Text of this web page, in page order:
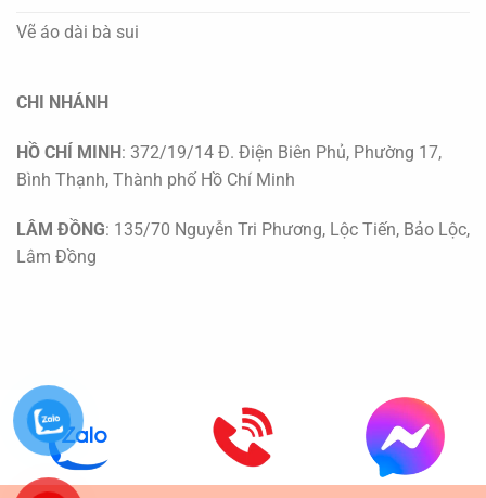
Vẽ áo dài bà sui
CHI NHÁNH
HỒ CHÍ MINH: 372/19/14 Đ. Điện Biên Phủ, Phường 17,
Bình Thạnh, Thành phố Hồ Chí Minh
LÂM ĐỒNG: 135/70 Nguyễn Tri Phương, Lộc Tiến, Bảo Lộc,
Lâm Đồng